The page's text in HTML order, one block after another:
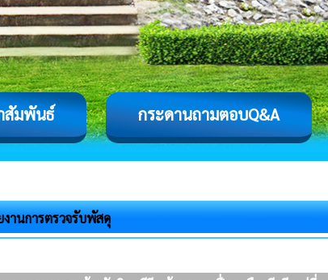
สัมพันธ์ กระดานถามตอบQ&A
งานการตรวจรับพัสดุ